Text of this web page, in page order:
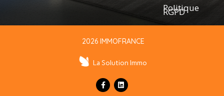
Politique
RGPD
2026 IMMOFRANCE
La Solution Immo